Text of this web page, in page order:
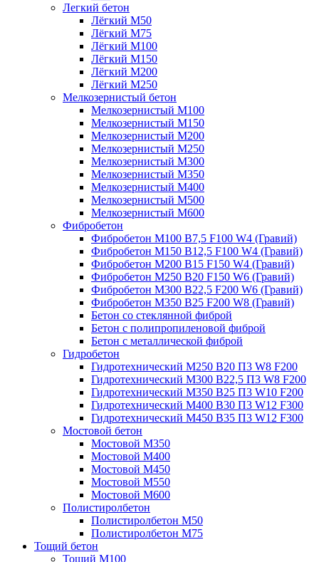
Легкий бетон
Лёгкий М50
Лёгкий М75
Лёгкий М100
Лёгкий М150
Лёгкий М200
Лёгкий М250
Мелкозернистый бетон
Мелкозернистый М100
Мелкозернистый М150
Мелкозернистый М200
Мелкозернистый М250
Мелкозернистый М300
Мелкозернистый М350
Мелкозернистый М400
Мелкозернистый М500
Мелкозернистый М600
Фибробетон
Фибробетон М100 B7,5 F100 W4 (Гравий)
Фибробетон М150 B12,5 F100 W4 (Гравий)
Фибробетон М200 B15 F150 W4 (Гравий)
Фибробетон М250 B20 F150 W6 (Гравий)
Фибробетон М300 B22,5 F200 W6 (Гравий)
Фибробетон М350 B25 F200 W8 (Гравий)
Бетон со стеклянной фиброй
Бетон с полипропиленовой фиброй
Бетон с металлической фиброй
Гидробетон
Гидротехнический М250 B20 П3 W8 F200
Гидротехнический М300 B22,5 П3 W8 F200
Гидротехнический М350 B25 П3 W10 F200
Гидротехнический М400 B30 П3 W12 F300
Гидротехнический М450 B35 П3 W12 F300
Мостовой бетон
Мостовой М350
Мостовой М400
Мостовой М450
Мостовой М550
Мостовой М600
Полистиролбетон
Полистиролбетон М50
Полистиролбетон М75
Тощий бетон
Тощий М100